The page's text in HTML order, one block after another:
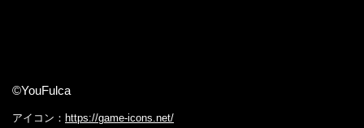
©YouFulca
アイコン： https://game-icons.net/